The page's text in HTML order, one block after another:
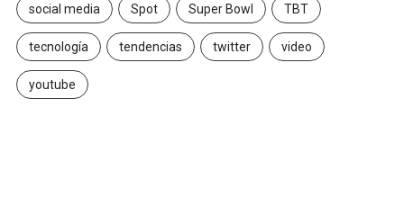
social media Spot Super Bowl TBT
tecnología tendencias twitter video
youtube